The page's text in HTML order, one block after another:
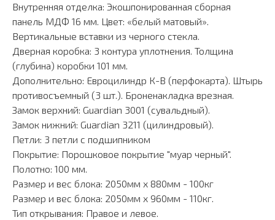
Внутренняя отделка: Экошпонированная сборная
панель МДФ 16 мм. Цвет: «белый матовый».
Вертикальные вставки из черного стекла.
Дверная коробка: 3 контура уплотнения. Толщина
(глубина) коробки 101 мм.
Дополнительно: Евроцилиндр К-В (перфокарта). Штырь
противосъемный (3 шт.). Броненакладка врезная.
Замок верхний: Guardian 3001 (сувальдный).
Замок нижний: Guardian 3211 (цилиндровый).
Петли: 3 петли с подшипником
Покрытие: Порошковое покрытие "муар черный".
Полотно: 100 мм.
Размер и вес блока: 2050мм х 880мм - 100кг
Размер и вес блока: 2050мм х 960мм - 110кг.
Тип открывания: Правое и левое.